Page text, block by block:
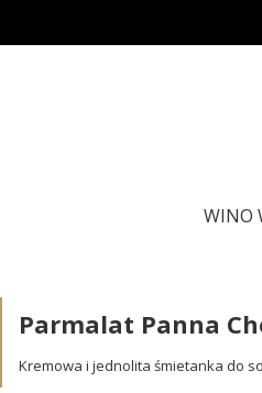
WINO
Parmalat Panna
Kremowa i jednolita śmietanka do